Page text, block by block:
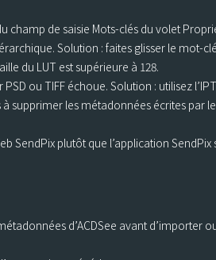
champ de saisie Mots-clés du volet
Solution : faites glisser le mot-
du LUT est supérieure à 128.
ou TIFF échoue. Solution : utilisez
supprimer les métadonnées écrites par
SendPix plutôt que l’application SendPix
d’ACDSee avant d’importer